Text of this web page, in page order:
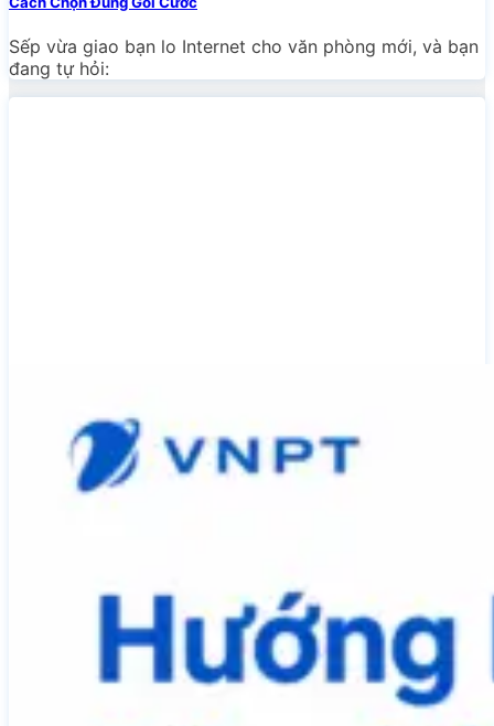
Sếp vừa giao bạn lo Internet cho văn phòng mới, và bạn
đang tự hỏi: